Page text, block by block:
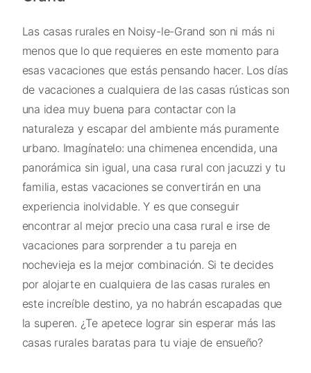
Las casas rurales en Noisy-le-Grand son ni más ni
menos que lo que requieres en este momento para
esas vacaciones que estás pensando hacer. Los días
de vacaciones a cualquiera de las casas rústicas son
una idea muy buena para contactar con la
naturaleza y escapar del ambiente más puramente
urbano. Imagínatelo: una chimenea encendida, una
panorámica sin igual, una casa rural con jacuzzi y tu
familia, estas vacaciones se convertirán en una
experiencia inolvidable. Y es que conseguir
encontrar al mejor precio una casa rural e irse de
vacaciones para sorprender a tu pareja en
nochevieja es la mejor combinación. Si te decides
por alojarte en cualquiera de las casas rurales en
este increíble destino, ya no habrán escapadas que
la superen. ¿Te apetece lograr sin esperar más las
casas rurales baratas para tu viaje de ensueño?